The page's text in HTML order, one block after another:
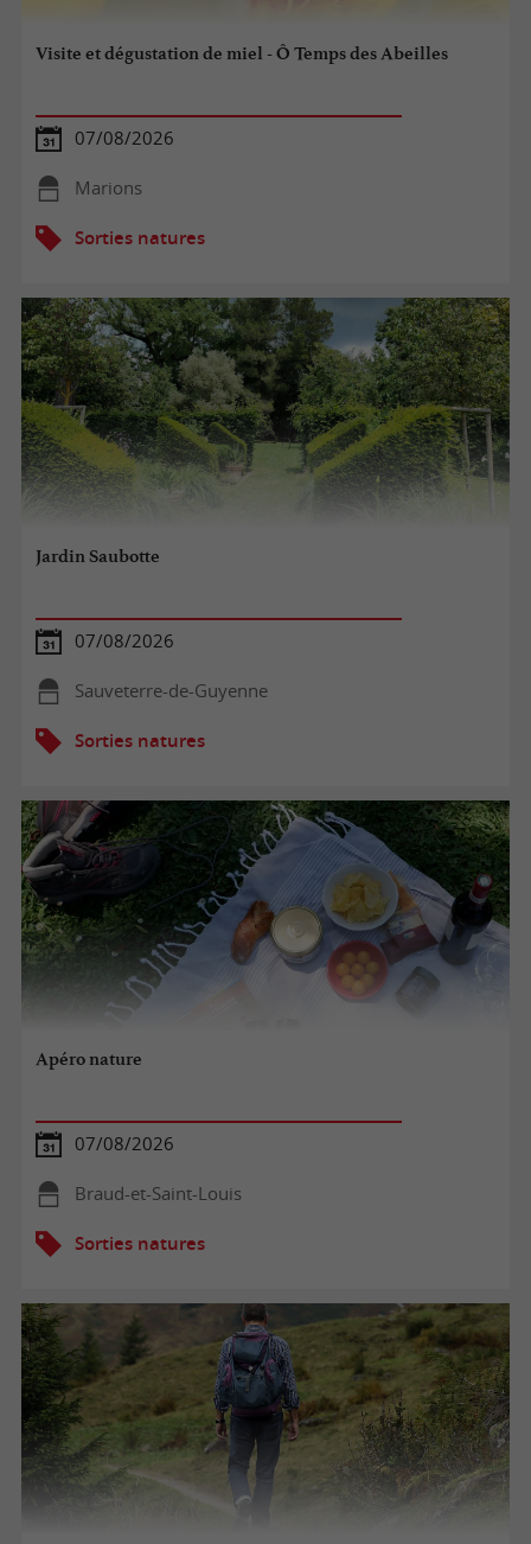
Visite et dégustation de miel - Ô Temps des Abeilles
07/08/2026
Marions
Sorties natures
Jardin Saubotte
07/08/2026
Sauveterre-de-Guyenne
Sorties natures
Apéro nature
07/08/2026
Braud-et-Saint-Louis
Sorties natures